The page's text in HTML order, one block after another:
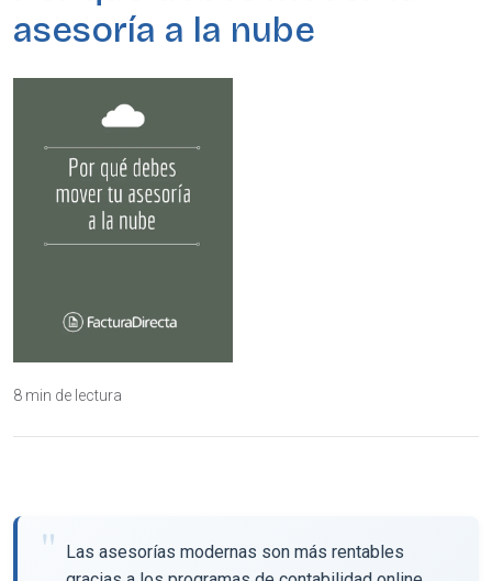
asesoría a la nube
8 min de lectura
Las asesorías modernas son más rentables